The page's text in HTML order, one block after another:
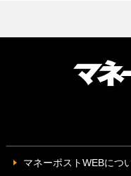
マネーポストWEBにつ